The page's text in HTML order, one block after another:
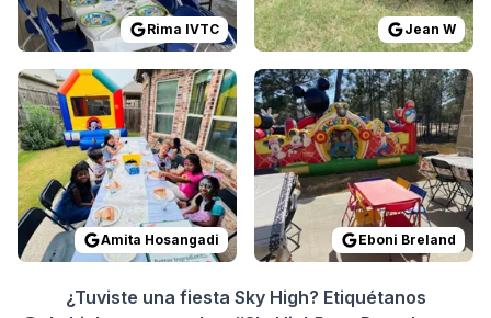
Rima IVTC Jean W
Reviewed onGoogleReviewsbyAmita Hosangadi:We
Amita Hosangadi
Reviewed onGoogleReviews
Eboni Breland
¿Tuviste una fiesta Sky High? Etiquétanos